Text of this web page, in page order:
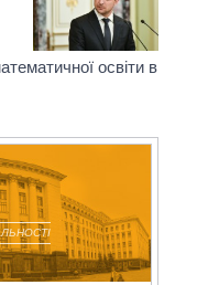
освіти в